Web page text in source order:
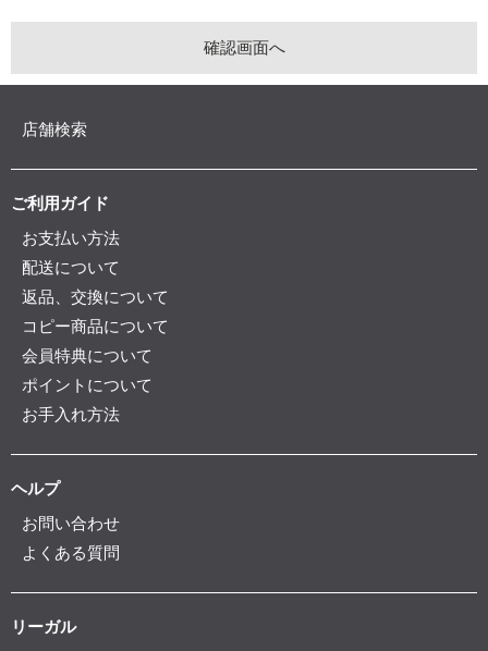
店舗検索
ご利用ガイド
お支払い方法
配送について
返品、交換について
コピー商品について
会員特典について
ポイントについて
お手入れ方法
ヘルプ
お問い合わせ
よくある質問
リーガル